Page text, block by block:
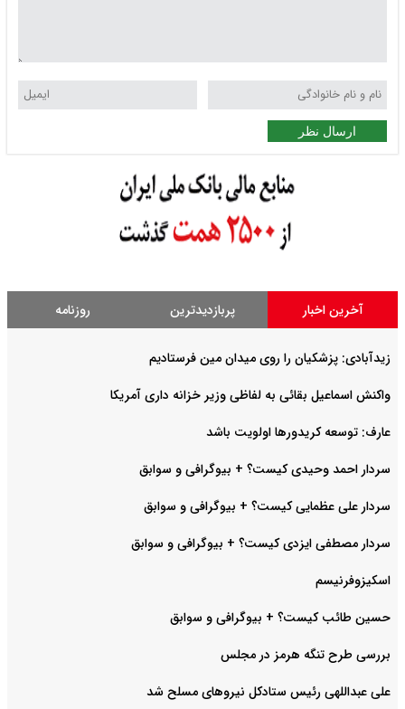
ارسال نظر
آخرین اخبار پربازدیدترین روزنامه
زیدآبادی: پزشکیان را روی میدان مین فرستادیم
واکنش اسماعیل بقائی به لفاظی وزیر خزانه داری آمریکا
عارف: توسعه کریدورها اولویت باشد
سردار احمد وحیدی کیست؟ + بیوگرافی و سوابق
سردار علی عظمایی کیست؟ + بیوگرافی و سوابق
سردار مصطفی ایزدی کیست؟ + بیوگرافی و سوابق
اسکیزوفرنیسم
حسین طائب کیست؟ + بیوگرافی و سوابق
بررسی طرح تنگه هرمز در مجلس
علی عبداللهی رئیس ستادکل نیروهای مسلح شد